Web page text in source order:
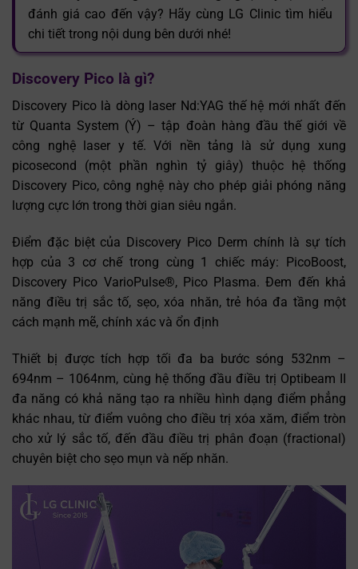
đánh giá cao đến vậy? Hãy cùng LG Clinic tìm hiểu
chi tiết trong nội dung bên dưới nhé!
Discovery Pico là gì?
Discovery Pico là dòng laser Nd:YAG thế hệ mới nhất đến
từ Quanta System (Ý) – tập đoàn hàng đầu thế giới về
công nghệ laser y tế. Với nền tảng là sử dụng xung
picosecond (một phần nghìn tỷ giây) thuộc hệ thống
Discovery Pico, công nghệ này cho phép giải phóng năng
lượng cực lớn trong thời gian siêu ngắn.
Điểm đặc biệt của Discovery Pico Derm chính là sự tích
hợp của 3 cơ chế trong cùng 1 chiếc máy: PicoBoost,
Discovery Pico VarioPulse®, Pico Plasma. Đem đến khả
năng điều trị sắc tố, sẹo, xóa nhăn, trẻ hóa đa tầng một
cách mạnh mẽ, chính xác và ổn định
Thiết bị được tích hợp tối đa ba bước sóng 532nm –
694nm – 1064nm, cùng hệ thống đầu điều trị Optibeam II
đa năng có khả năng tạo ra nhiều hình dạng điểm phẳng
khác nhau, từ điểm vuông cho điều trị xóa xăm, điểm tròn
cho xử lý sắc tố, đến đầu điều trị phân đoạn (fractional)
chuyên biệt cho sẹo mụn và nếp nhăn.